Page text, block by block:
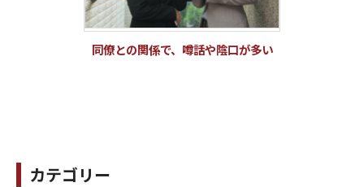
同僚との関係で、噂話や陰口が多い
カテゴリー